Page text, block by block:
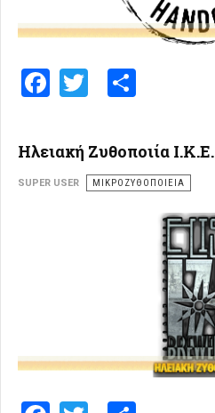
Facebook
Twitter
Ηλειακή Ζυθοποιία Ι.Κ.Ε.
SUPER USER ΜΙΚΡΟΖΥΘΟΠΟΙΕΊΑ